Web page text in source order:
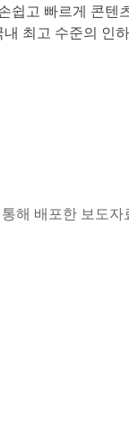
쉽고 빠르게 콘텐
최고 수준의 인
통해 배포한 보도